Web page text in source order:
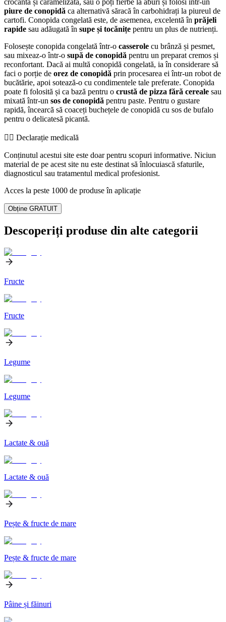
piure de conopidă ca alternativă săracă în carbohidrați la piureul de
cartofi. Conopida congelată este, de asemenea, excelentă în prăjeli
rapide sau adăugată în supe și tocănițe pentru un plus de nutrienți.
Folosește conopida congelată într-o casserole cu brânză și pesmet,
sau mixeaz-o într-o supă de conopidă pentru un preparat cremos și
reconfortant. Dacă ai multă conopidă congelată, ia în considerare să
faci o porție de orez de conopidă prin procesarea ei într-un robot de
bucătărie, apoi sotează-o cu condimentele tale preferate. Conopida
poate fi folosită și ca bază pentru o crustă de pizza fără cereale sau
mixată într-un sos de conopidă pentru paste. Pentru o gustare
rapidă, încearcă să coaceți buchețele de conopidă cu sos de bufalo
pentru o delicatesă picantă.
👨‍⚕️️ Declarație medicală
Conținutul acestui site este doar pentru scopuri informative. Niciun
material de pe acest site nu este destinat să înlocuiască sfaturile,
diagnosticul sau tratamentul medical profesionist.
Acces la peste 1000 de produse în aplicație
Obține GRATUIT
Descoperiți produse din alte categorii
Fructe
Fructe
Legume
Legume
Lactate & ouă
Lactate & ouă
Pește & fructe de mare
Pește & fructe de mare
Pâine și făinuri